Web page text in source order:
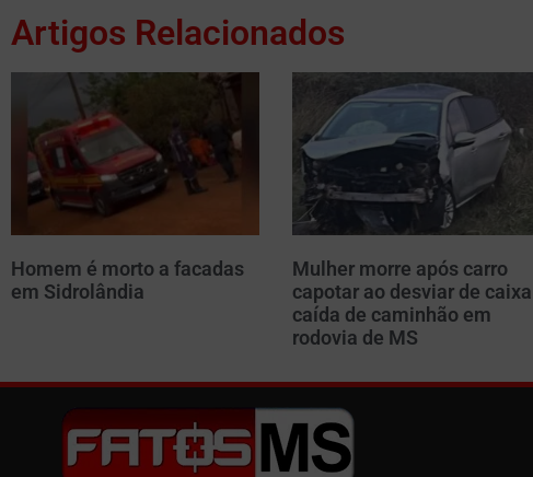
Artigos Relacionados
Homem é morto a facadas
em Sidrolândia
Mulher morre após carro
capotar ao desviar de caixa
caída de caminhão em
rodovia de MS